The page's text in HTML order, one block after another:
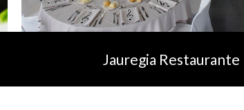
Jauregia Restaurante